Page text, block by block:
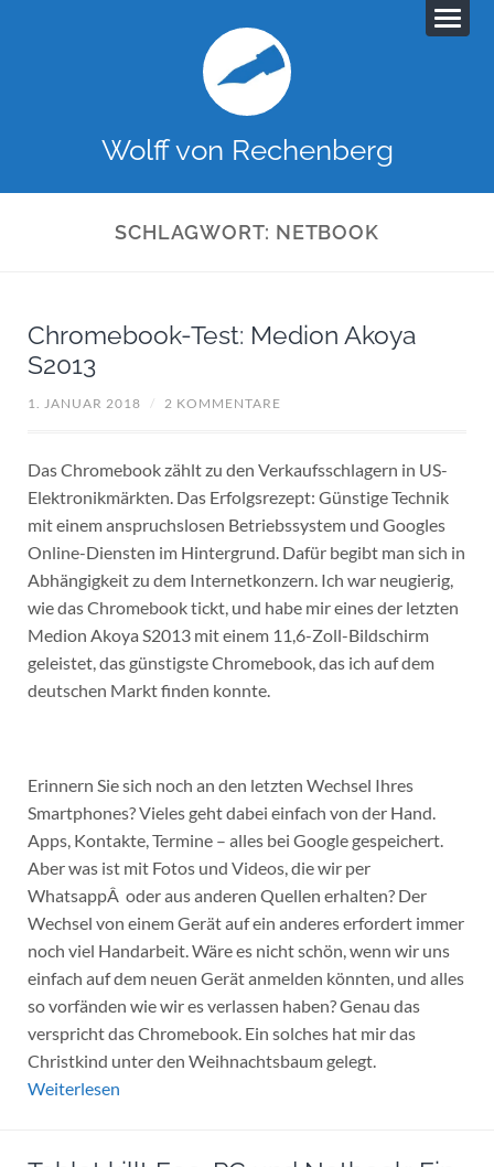
Wolff von Rechenberg
SCHLAGWORT: NETBOOK
Chromebook-Test: Medion Akoya
S2013
1. JANUAR 2018 / 2 KOMMENTARE
Das Chromebook zählt zu den Verkaufsschlagern in US-
Elektronikmärkten. Das Erfolgsrezept: Günstige Technik
mit einem anspruchslosen Betriebssystem und Googles
Online-Diensten im Hintergrund. Dafür begibt man sich in
Abhängigkeit zu dem Internetkonzern. Ich war neugierig,
wie das Chromebook tickt, und habe mir eines der letzten
Medion Akoya S2013 mit einem 11,6-Zoll-Bildschirm
geleistet, das günstigste Chromebook, das ich auf dem
deutschen Markt finden konnte.
Erinnern Sie sich noch an den letzten Wechsel Ihres
Smartphones? Vieles geht dabei einfach von der Hand.
Apps, Kontakte, Termine – alles bei Google gespeichert.
Aber was ist mit Fotos und Videos, die wir per
WhatsappÂ oder aus anderen Quellen erhalten? Der
Wechsel von einem Gerät auf ein anderes erfordert immer
noch viel Handarbeit. Wäre es nicht schön, wenn wir uns
einfach auf dem neuen Gerät anmelden könnten, und alles
so vorfänden wie wir es verlassen haben? Genau das
verspricht das Chromebook. Ein solches hat mir das
Christkind unter den Weihnachtsbaum gelegt.
Weiterlesen